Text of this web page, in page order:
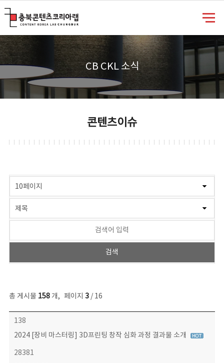
CB CKL 소식
콘텐츠이슈
총 게시물 158개, 페이지 3/ 16
콘텐츠이슈 목록 - 번호, 제목, 작성자, 파일, 조회수, 작성일 정보 제공
138
2024 [장비 마스터링] 3D프린팅 창작 심화 과정 결과물 소개
28381